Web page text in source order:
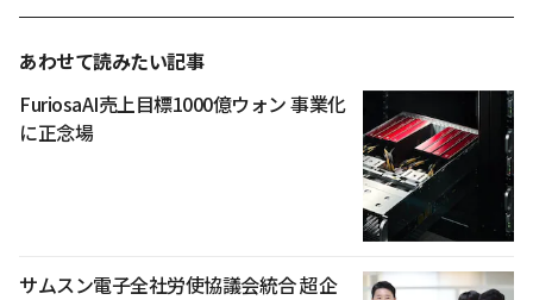
あわせて読みたい記事
FuriosaAI売上目標1000億ウォン 事業化
に正念場
サムスン電子全社労使協議会統合 超企